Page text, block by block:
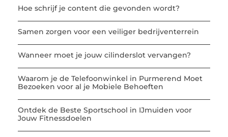
Hoe schrijf je content die gevonden wordt?
Samen zorgen voor een veiliger bedrijventerrein
Wanneer moet je jouw cilinderslot vervangen?
Waarom je de Telefoonwinkel in Purmerend Moet
Bezoeken voor al je Mobiele Behoeften
Ontdek de Beste Sportschool in IJmuiden voor
Jouw Fitnessdoelen